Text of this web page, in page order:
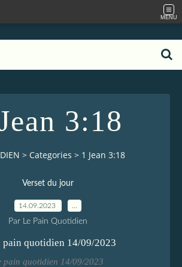
MENU
3:18
> Categories > 1 Jean 3:18
Verset du jour
14.09.2023
Par Le Pain Quotidien
pain quotidien 14/09/2023